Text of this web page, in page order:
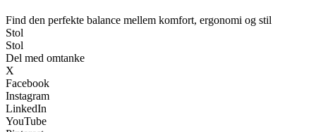
Find den perfekte balance mellem komfort, ergonomi og stil
Stol
Stol
Del med omtanke
X
Facebook
Instagram
LinkedIn
YouTube